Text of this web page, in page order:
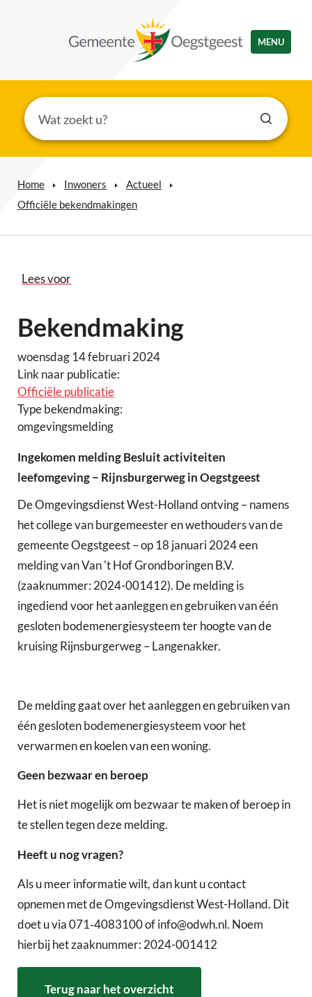
MENU
Home Inwoners
Actueel
Officiële bekendmakingen
Lees voor
Bekendmaking
woensdag 14 februari 2024
Link naar publicatie:
Officiële publicatie
Type bekendmaking:
omgevingsmelding
Ingekomen melding Besluit activiteiten
leefomgeving − Rijnsburgerweg in Oegstgeest
De Omgevingsdienst West-Holland ontving – namens
het college van burgemeester en wethouders van de
gemeente Oegstgeest – op 18 januari 2024 een
melding van Van 't Hof Grondboringen B.V.
(zaaknummer: 2024-001412). De melding is
ingediend voor het aanleggen en gebruiken van één
gesloten bodemenergiesysteem ter hoogte van de
kruising Rijnsburgerweg – Langenakker.
De melding gaat over het aanleggen en gebruiken van
één gesloten bodemenergiesysteem voor het
verwarmen en koelen van een woning.
Geen bezwaar en beroep
Het is niet mogelijk om bezwaar te maken of beroep in
te stellen tegen deze melding.
Heeft u nog vragen?
Als u meer informatie wilt, dan kunt u contact
opnemen met de Omgevingsdienst West-Holland. Dit
doet u via 071‑4083100 of info@odwh.nl. Noem
hierbij het zaaknummer: 2024-001412
Terug naar het overzicht